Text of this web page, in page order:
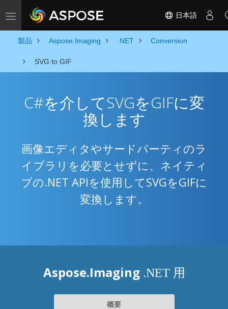
Toggle navigation 日本語
製品 Aspose.Imaging .NET Conversion
SVG to GIF
C#を介してSVGをGIFに変
換します
画像エディタやサードパーティのラ
イブラリを必要とせずに、ネイティ
ブの.NET APIを使用してSVGをGIFに
変換します。
Aspose.Imaging .NET 用
概要